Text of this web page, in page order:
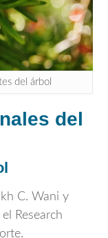
del árbol
del
C. Wani y
Research